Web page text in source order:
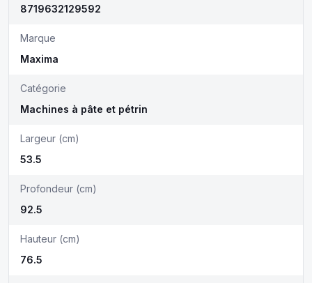
8719632129592
Marque
Maxima
Catégorie
Machines à pâte et pétrin
Largeur (cm)
53.5
Profondeur (cm)
92.5
Hauteur (cm)
76.5